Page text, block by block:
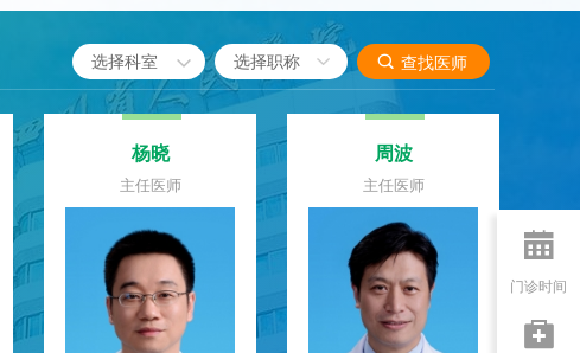
选择科室   查找医师
杨晓
主任医师
周波
主任医师

门诊时间
